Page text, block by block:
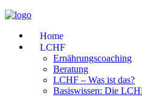
Home
LCHF
Ernährungscoaching
Beratung
LCHF – Was ist das?
Basiswissen: Die